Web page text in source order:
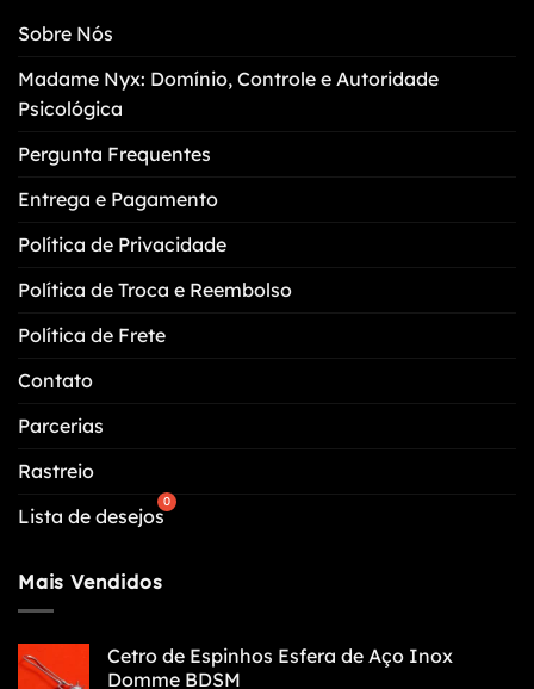
Sobre Nós
Madame Nyx: Domínio, Controle e Autoridade
Psicológica
Pergunta Frequentes
Entrega e Pagamento
Política de Privacidade
Política de Troca e Reembolso
Política de Frete
Contato
Parcerias
Rastreio
Lista de desejos
Mais Vendidos
Cetro de Espinhos Esfera de Aço Inox
Domme BDSM